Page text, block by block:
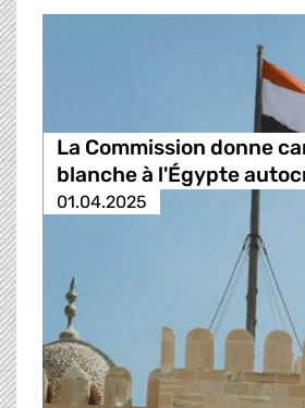
La Commission donne
blanche à l'Égypte
01.04.2025